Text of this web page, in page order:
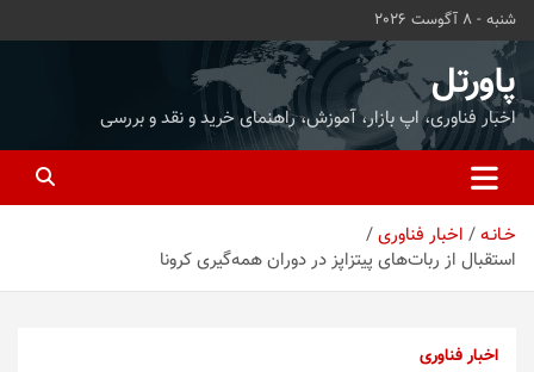
محتوا
بروید
شنبه - 8 آگوست 2026
پاورتل
اخبار فناوری، اپ بازار، آموزش، راهنمای خرید و نقد و بررسی
خـانـه
اخبار فناوری
استقبال از ربات‌های پیتزاپز در دوران همه‌گیری کرونا
اخبار فناوری